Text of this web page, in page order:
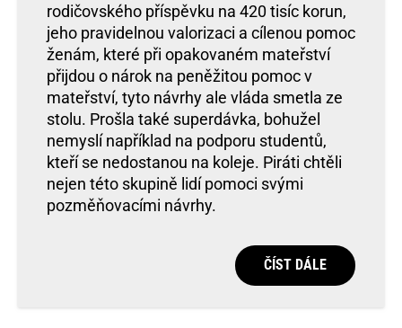
rodičovského příspěvku na 420 tisíc korun,
jeho pravidelnou valorizaci a cílenou pomoc
ženám, které při opakovaném mateřství
přijdou o nárok na peněžitou pomoc v
mateřství, tyto návrhy ale vláda smetla ze
stolu. Prošla také superdávka, bohužel
nemyslí například na podporu studentů,
kteří se nedostanou na koleje. Piráti chtěli
nejen této skupině lidí pomoci svými
pozměňovacími návrhy.
ČÍST DÁLE